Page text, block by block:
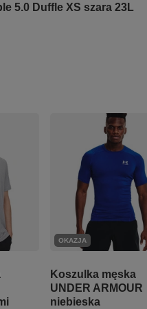
5.0 Duffle XS szara 23L
OKAZJA
Koszulka męska
UNDER ARMOUR
niebieska